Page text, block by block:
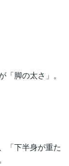
脚の太さ」。
「下半身が重た